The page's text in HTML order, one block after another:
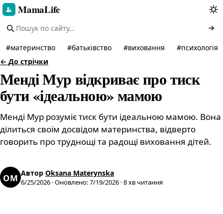
MamaLife
#материнство #батьківство #виховання #психологія
← До стрічки
Менді Мур відкриває про тиск
бути «ідеальною» мамою
Менді Мур розуміє тиск бути ідеальною мамою. Вона
ділиться своїм досвідом материнства, відверто
говорить про труднощі та радощі виховання дітей.
OM Автор Oksana Materynska
6/25/2026 ·Оновлено:7/19/2026 ·8хв читання